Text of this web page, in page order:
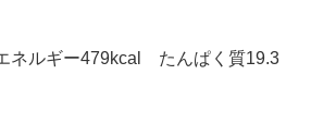
ネルギー479kcal たんぱく質19.3